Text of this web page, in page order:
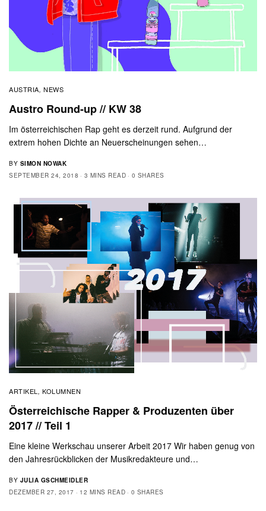
AUSTRIA, NEWS
Austro Round-up // KW 38
Im österreichischen Rap geht es derzeit rund. Aufgrund der
extrem hohen Dichte an Neuerscheinungen sehen…
BY SIMON NOWAK
SEPTEMBER 24, 2018
3 MINS READ 0 SHARES
ARTIKEL, KOLUMNEN
Österreichische Rapper & Produzenten über
2017 // Teil 1
Eine kleine Werkschau unserer Arbeit 2017 Wir haben genug von
den Jahresrückblicken der Musikredakteure und…
BY JULIA GSCHMEIDLER
DEZEMBER 27, 2017
12 MINS READ 0 SHARES